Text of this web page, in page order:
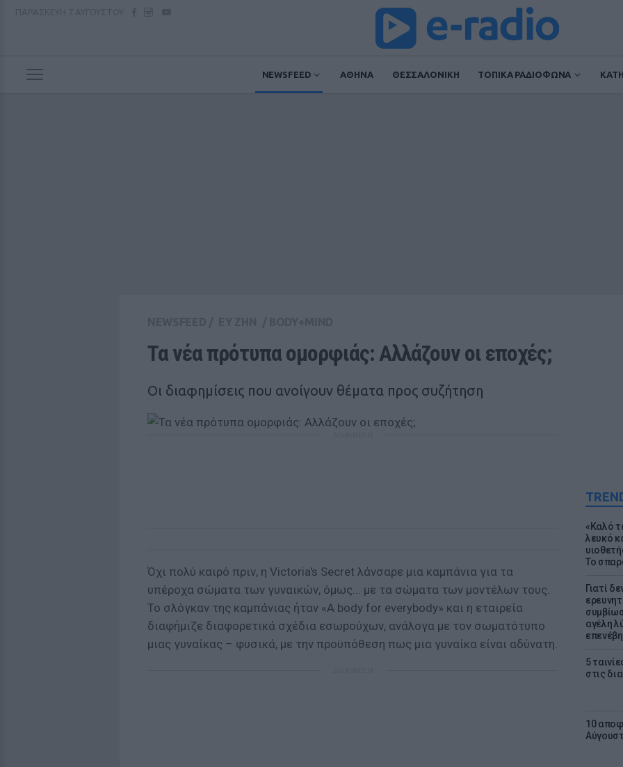
NEWSFEED ΑΘΗΝΑ ΘΕΣΣΑΛΟΝΙΚΗ ΤΟΠΙΚΑ ΡΑΔΙΟΦΩΝΑ
«Καλό
λευκό
Το
Γιατί
αγέλη
επενέβη
5
στις
10
Τα νέα πρότυπα ομορφιάς: Aλλάζουν οι εποχές;
Οι διαφημίσεις που ανοίγουν θέματα προς συζήτηση
Όχι πολύ καιρό πριν, η Victoria's Secret λάνσαρε μια καμπάνια για τα
υπέροχα σώματα των γυναικών, όμως... με τα σώματα των μοντέλων τους.
Το σλόγκαν της καμπάνιας ήταν «Α body for everybody» και η εταιρεία
διαφήμιζε διαφορετικά σχέδια εσωpούχων, ανάλογα με τον σωματότυπο
μιας γυναίκας – φυσικά, με την προϋπόθεση πως μια γυναίκα είναι αδύνατη.